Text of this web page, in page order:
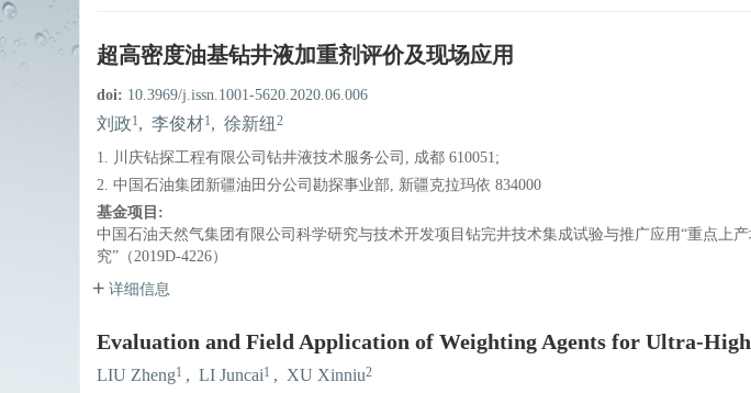
超高密度油基钻井液加重剂评价及现场应用
doi: 10.3969/j.issn.1001-5620.2020.06.006
刘政1, 李俊材1, 徐新纽 2
1. 川庆钻探工程有限公司钻井液技术服务公司, 成都 610051;
2. 中国石油集团新疆油田分公司勘探事业部, 新疆克拉玛依 834000
基金项目:
中国石油天然气集团有限公司科学研究与技术开发项目钻完井技术集成试验与推广应用“重点上
究”（2019D-4226）
详细信息
Evaluation and Field Application of Weighting Agents for Ultra-
LIU Zheng1 , LI Juncai1 , XU Xinniu2